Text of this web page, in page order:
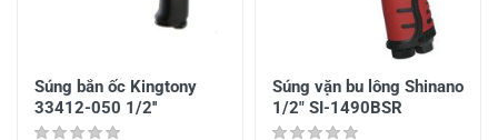
Súng bắn ốc Kingtony
33412-050 1/2''
Súng vặn bu lông Shinano
1/2" SI-1490BSR